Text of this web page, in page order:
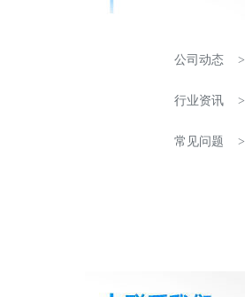
公司动态 >
行业资讯 >
常见问题 >